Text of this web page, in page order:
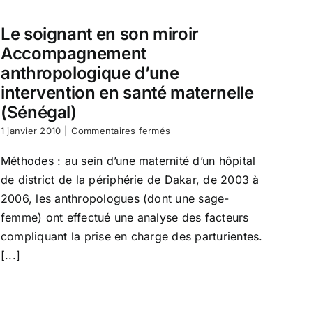
Le soignant en son miroir
Accompagnement
anthropologique d’une
intervention en santé maternelle
(Sénégal)
1 janvier 2010 Commentaires ferméssur
soignant
son
miroir
anthropologique
d’une
Méthodes : au sein d’une maternité d’un hôpital
de district de la périphérie de Dakar, de 2003 à
2006, les anthropologues (dont une sage-
femme) ont effectué une analyse des facteurs
compliquant la prise en charge des parturientes.
[...]